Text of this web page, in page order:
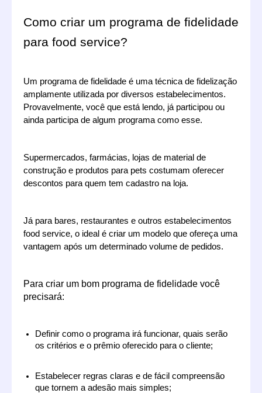
Como criar um programa de fidelidade
para food service?
Um programa de fidelidade é uma técnica de fidelização
amplamente utilizada por diversos estabelecimentos.
Provavelmente, você que está lendo, já participou ou
ainda participa de algum programa como esse.
Supermercados, farmácias, lojas de material de
construção e produtos para pets costumam oferecer
descontos para quem tem cadastro na loja.
Já para bares, restaurantes e outros estabelecimentos
food service, o ideal é criar um modelo que ofereça uma
vantagem após um determinado volume de pedidos.
Para criar um bom programa de fidelidade você
precisará:
Definir como o programa irá funcionar, quais serão
os critérios e o prêmio oferecido para o cliente;
Estabelecer regras claras e de fácil compreensão
que tornem a adesão mais simples;